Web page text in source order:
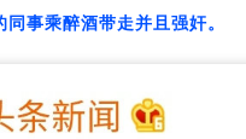
同事乘醉酒带走并且强奸。